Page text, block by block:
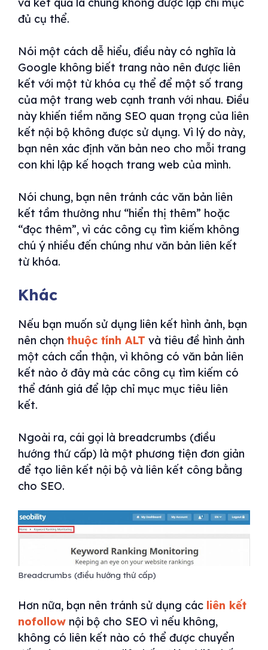
và kết quả là chúng không được lập chỉ mục
đủ cụ thể.
Nói một cách dễ hiểu, điều này có nghĩa là
Google không biết trang nào nên được liên
kết với một từ khóa cụ thể để một số trang
của một trang web cạnh tranh với nhau. Điều
này khiến tiềm năng SEO quan trọng của liên
kết nội bộ không được sử dụng. Vì lý do này,
bạn nên xác định văn bản neo cho mỗi trang
con khi lập kế hoạch trang web của mình.
Nói chung, bạn nên tránh các văn bản liên
kết tầm thường như “hiển thị thêm” hoặc
“đọc thêm”, vì các công cụ tìm kiếm không
chú ý nhiều đến chúng như văn bản liên kết
từ khóa.
Khác
Nếu bạn muốn sử dụng liên kết hình ảnh, bạn
nên chọn thuộc tính ALT và tiêu đề hình ảnh
một cách cẩn thận, vì không có văn bản liên
kết nào ở đây mà các công cụ tìm kiếm có
thể đánh giá để lập chỉ mục mục tiêu liên
kết.
Ngoài ra, cái gọi là breadcrumbs (điều
hướng thứ cấp) là một phương tiện đơn giản
để tạo liên kết nội bộ và liên kết công bằng
cho SEO.
Breadcrumbs (điều hướng thứ cấp)
Hơn nữa, bạn nên tránh sử dụng các liên kết
nofollow nội bộ cho SEO vì nếu không,
không có liên kết nào có thể được chuyển